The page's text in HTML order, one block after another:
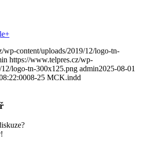
wp-content/uploads/2019/12/logo-tn-
https://www.telpres.cz/wp-
logo-tn-300x125.png admin2025-08-01
08-25 MCK.indd